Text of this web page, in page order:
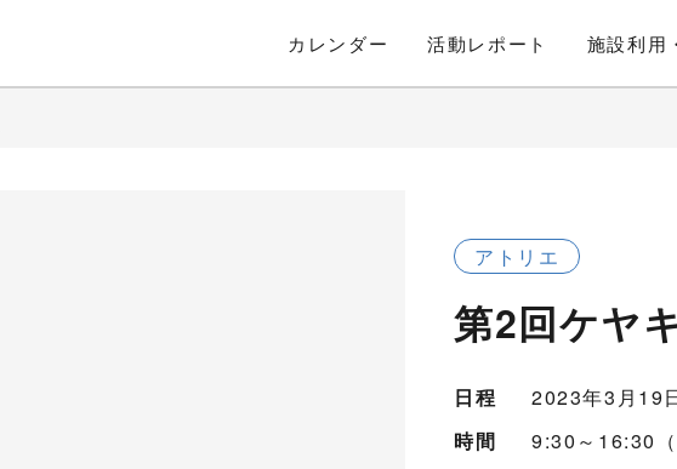
カレンダー 活動レポート 施設利用
アトリエ
第2回ケヤ
日程 2023年3月19
時間
9:30～16:30